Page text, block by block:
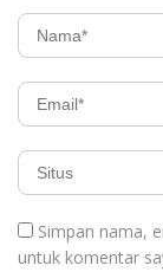
Simpan nama,
untuk komentar